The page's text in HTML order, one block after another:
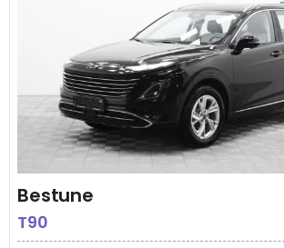
Bestune
T90